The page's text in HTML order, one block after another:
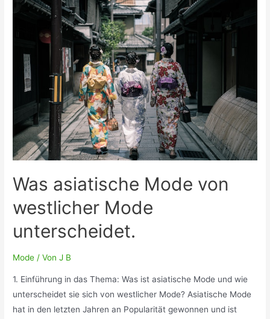
an?!
Tipps
dein
perfektes
Festival
Outfit“
Was asiatische Mode von
westlicher Mode
unterscheidet.
Mode / VonJ B
1. Einführung in das Thema: Was ist asiatische Mode und wie
unterscheidet sie sich von westlicher Mode? Asiatische Mode
hat in den letzten Jahren an Popularität gewonnen und ist